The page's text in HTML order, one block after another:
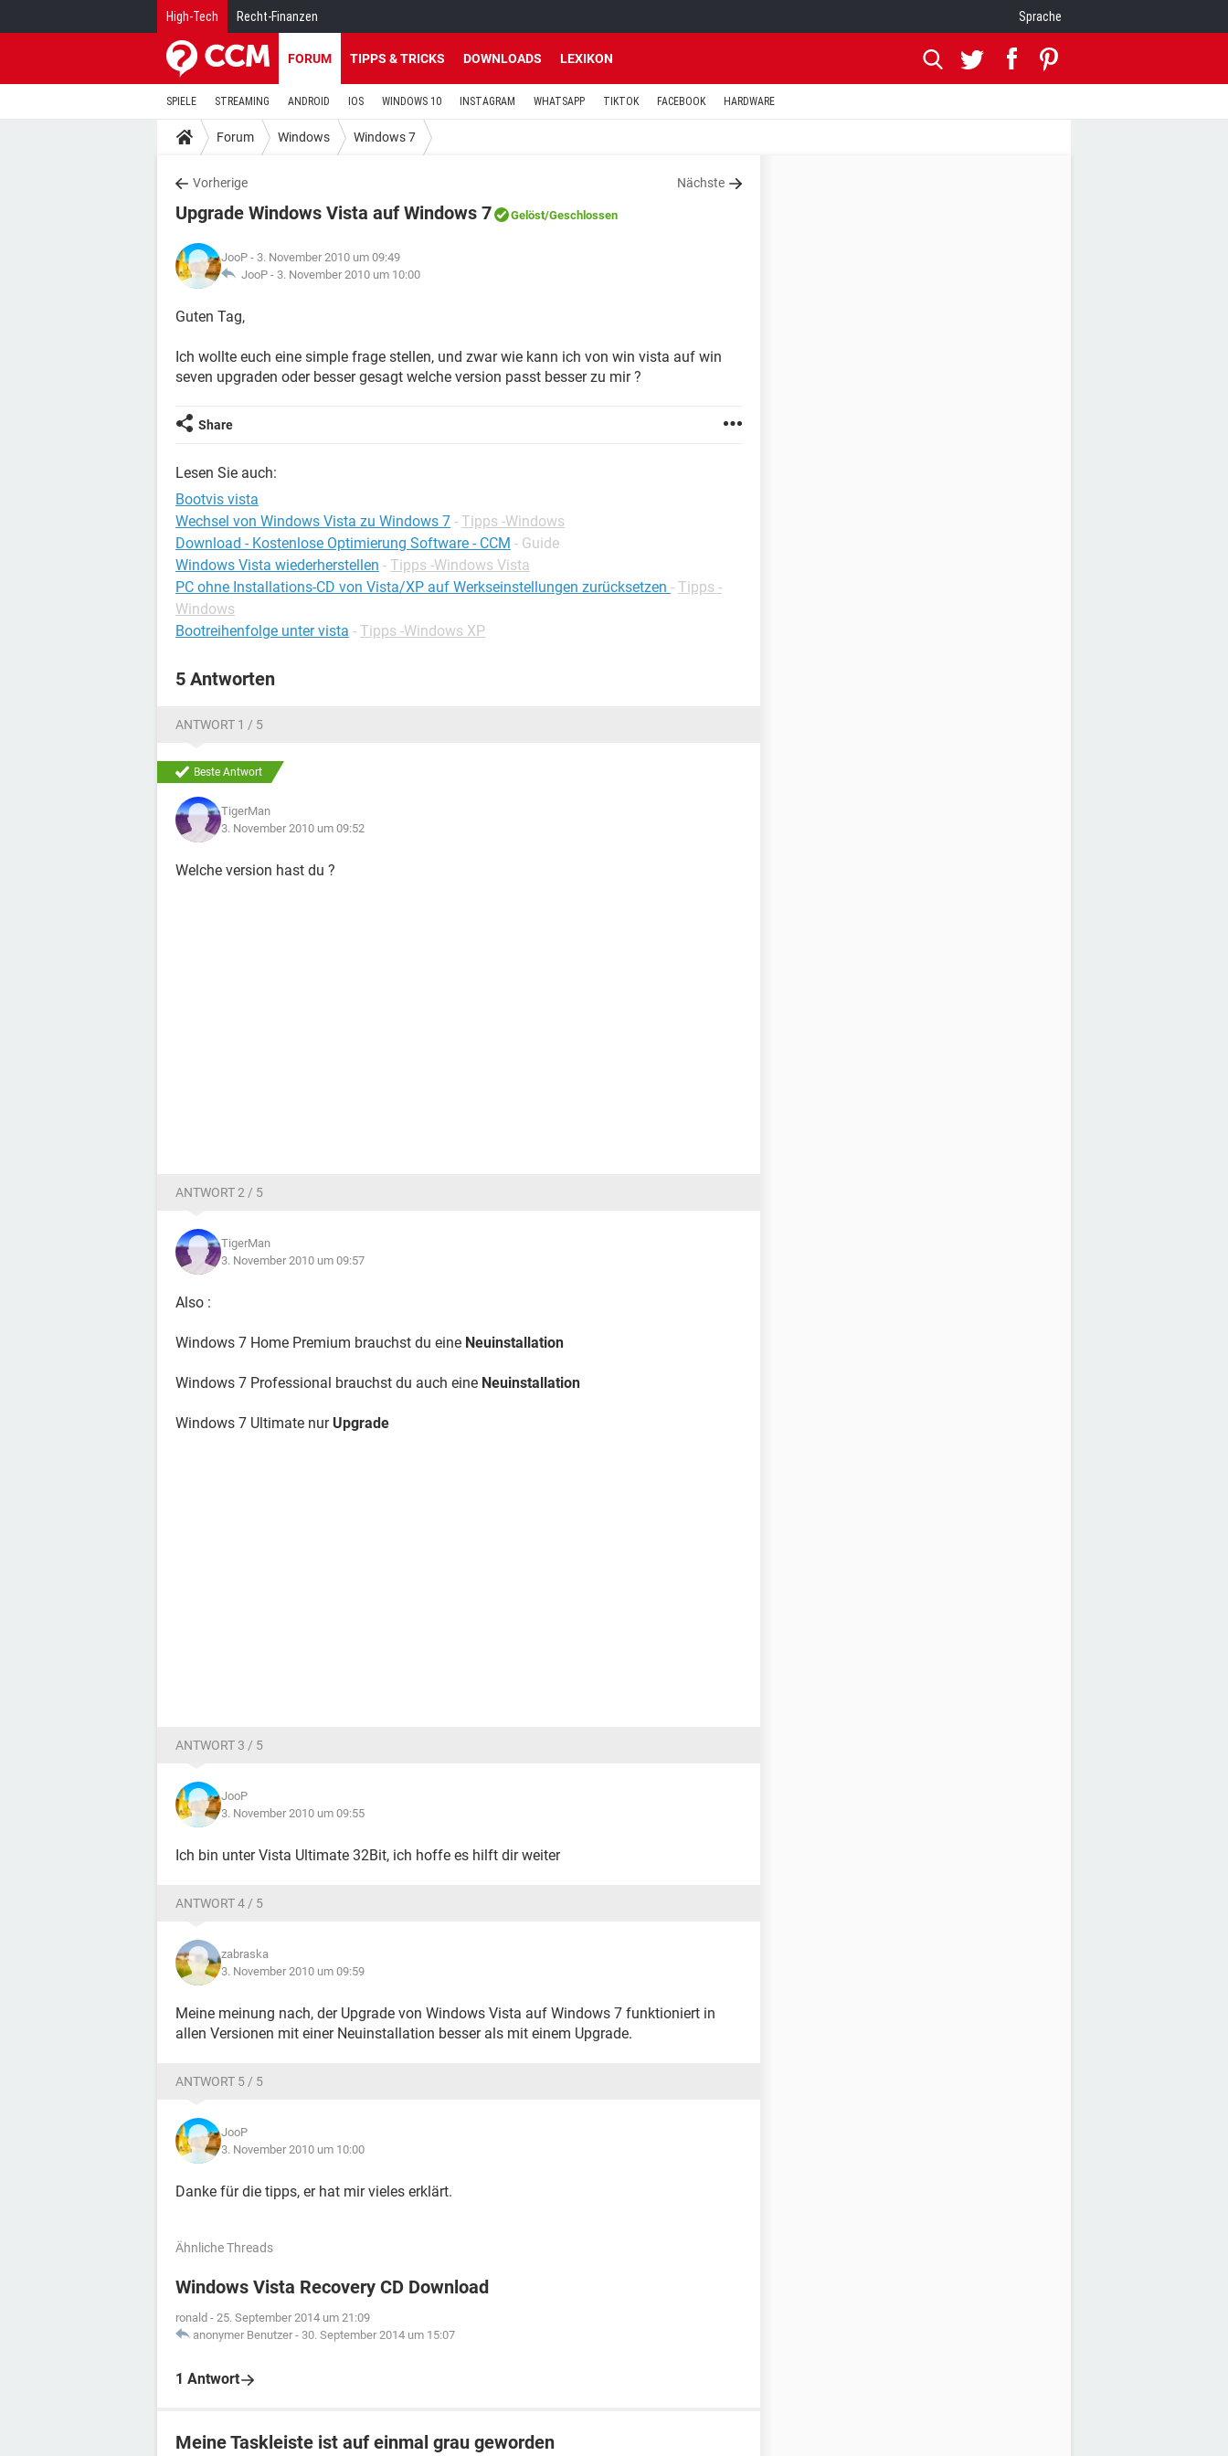
High-Tech Recht-Finanzen Sprache
FORUM TIPPS & TRICKS DOWNLOADS LEXIKON
SPIELE STREAMING ANDROID IOS WINDOWS 10 INSTAGRAM WHATSAPP TIKTOK FACEBOOK HARDWARE
Forum Windows Windows 7
Vorherige Nächste
Upgrade Windows Vista auf Windows 7 Gelöst/Geschlossen
JooP - 3. November 2010 um 09:49
JooP - 3. November 2010 um 10:00
Guten Tag,
Ich wollte euch eine simple frage stellen, und zwar wie kann ich von win vista auf win
seven upgraden oder besser gesagt welche version passt besser zu mir ?
Share
Lesen Sie auch:
Bootvis vista
Wechsel von Windows Vista zu Windows 7 - Tipps -Windows
Download - Kostenlose Optimierung Software - CCM - Guide
Windows Vista wiederherstellen - Tipps -Windows Vista
PC ohne Installations-CD von Vista/XP auf Werkseinstellungen zurücksetzen - Tipps -
Windows
Bootreihenfolge unter vista - Tipps -Windows XP
5 Antworten
ANTWORT 1 / 5
Beste Antwort
TigerMan
3. November 2010 um 09:52
Welche version hast du ?
ANTWORT 2 / 5
TigerMan
3. November 2010 um 09:57
Also :
Windows 7 Home Premium brauchst du eine Neuinstallation
Windows 7 Professional brauchst du auch eine Neuinstallation
Windows 7 Ultimate nur Upgrade
ANTWORT 3 / 5
JooP
3. November 2010 um 09:55
Ich bin unter Vista Ultimate 32Bit, ich hoffe es hilft dir weiter
ANTWORT 4 / 5
zabraska
3. November 2010 um 09:59
Meine meinung nach, der Upgrade von Windows Vista auf Windows 7 funktioniert in
allen Versionen mit einer Neuinstallation besser als mit einem Upgrade.
ANTWORT 5 / 5
JooP
3. November 2010 um 10:00
Danke für die tipps, er hat mir vieles erklärt.
Ähnliche Threads
Windows Vista Recovery CD Download
ronald - 25. September 2014 um 21:09
anonymer Benutzer - 30. September 2014 um 15:07
1 Antwort
Meine Taskleiste ist auf einmal grau geworden